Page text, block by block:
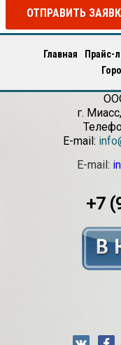
ОТПРАВИТЬ
Главная Прайс-
г. Миасс,
E-mail:
E-mail:
+7